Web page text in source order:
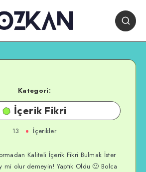
Kategori:
İçerik Fikri
13 İçerikler
Kaliteli İçerik Fikri Bulmak İster
mi olur demeyin! Yaptık Oldu 🙂 Bolca